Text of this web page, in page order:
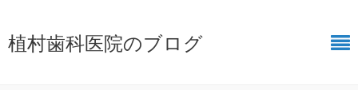
植村歯科医院のブログ